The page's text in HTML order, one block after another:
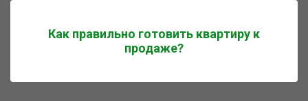
Как правильно готовить квартиру к
продаже?